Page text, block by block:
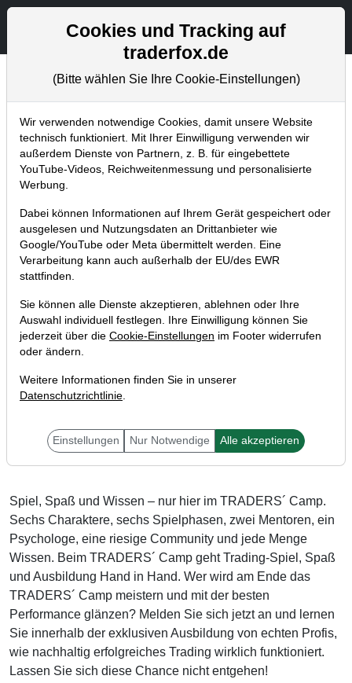
Aktien- und Artikelsuche
Aktuelles
Home Blog Aktuelles
TRADERS`Camp: Ausbildung
von Trader-Profis erhalten!
03.04.2018 um 10:59 Uhr | TraderFox GmbH
Spiel, Spaß und Wissen – nur hier im TRADERS´ Camp.
Sechs Charaktere, sechs Spielphasen, zwei Mentoren, ein
Psychologe, eine riesige Community und jede Menge
Wissen. Beim TRADERS´ Camp geht Trading-Spiel, Spaß
und Ausbildung Hand in Hand. Wer wird am Ende das
TRADERS´ Camp meistern und mit der besten
Performance glänzen? Melden Sie sich jetzt an und lernen
Sie innerhalb der exklusiven Ausbildung von echten Profis,
wie nachhaltig erfolgreiches Trading wirklich funktioniert.
Lassen Sie sich diese Chance nicht entgehen!
Cookies und Tracking auf
traderfox.de
(Bitte wählen Sie Ihre Cookie-Einstellungen)
Wir verwenden notwendige Cookies, damit unsere Website
technisch funktioniert. Mit Ihrer Einwilligung verwenden wir
außerdem Dienste von Partnern, z. B. für eingebettete
YouTube-Videos, Reichweitenmessung und personalisierte
Werbung.
Dabei können Informationen auf Ihrem Gerät gespeichert oder
ausgelesen und Nutzungsdaten an Drittanbieter wie
Google/YouTube oder Meta übermittelt werden. Eine
Verarbeitung kann auch außerhalb der EU/des EWR
stattfinden.
Sie können alle Dienste akzeptieren, ablehnen oder Ihre
Auswahl individuell festlegen. Ihre Einwilligung können Sie
jederzeit über die Cookie-Einstellungen im Footer widerrufen
oder ändern.
Weitere Informationen finden Sie in unserer
Datenschutzrichtlinie.
Einstellungen Nur Notwendige Alle akzeptieren